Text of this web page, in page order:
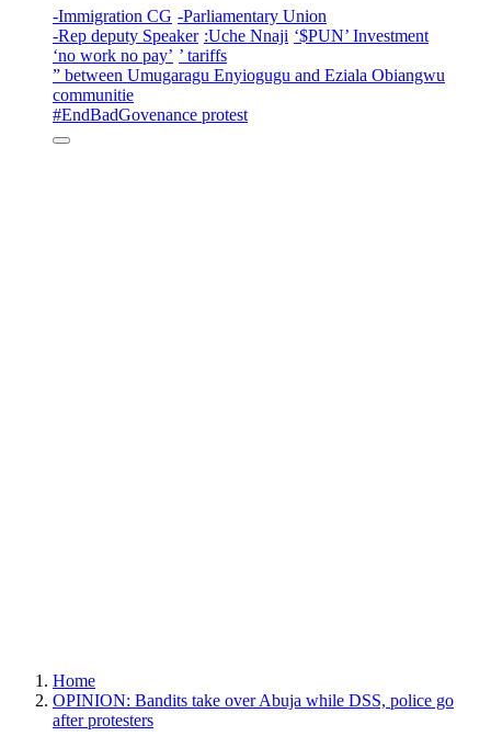
-Immigration CG -Parliamentary Union
-Rep deputy Speaker :Uche Nnaji ‘$PUN’ Investment
‘no work no pay’ ’ tariffs
” between Umugaragu Enyiogugu and Eziala Obiangwu
communitie
#EndBadGovenance protest
Home
OPINION: Bandits take over Abuja while DSS, police go
after protesters